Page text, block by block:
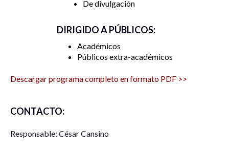
De divulgación
DIRIGIDO A PÚBLICOS:
Académicos
Públicos extra-académicos
Descargar programa completo en formato PDF >>
CONTACTO:
Responsable: César Cansino